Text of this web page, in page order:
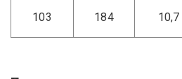
103 184 10,7